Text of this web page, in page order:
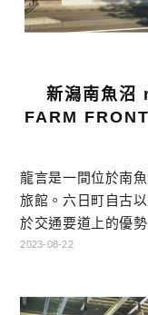
新潟南魚沼
FARM
龍言是一間位於南
旅館。六日町自古
於交通要道上的優
宿在此區。因為旅
2023-08-22